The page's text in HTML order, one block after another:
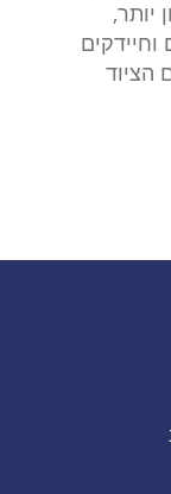
יותר,
וחיידקים
הציוד